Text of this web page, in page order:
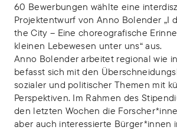
60 Bewerbungen wählte eine
Projektentwurf von Anno Bolender „I
the City – Eine choreografische
kleinen Lebewesen unter uns“ aus.
Anno Bolender arbeitet regional wie
befasst sich mit den
sozialer und politischer Themen mit
Perspektiven. Im Rahmen des
den letzten Wochen die
aber auch interessierte Bürger*innen